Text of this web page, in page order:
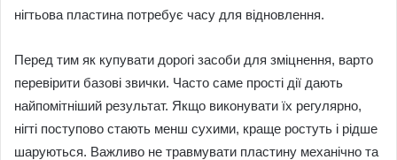
нігтьова пластина потребує часу для відновлення.
Перед тим як купувати дорогі засоби для зміцнення, варто
перевірити базові звички. Часто саме прості дії дають
найпомітніший результат. Якщо виконувати їх регулярно,
нігті поступово стають менш сухими, краще ростуть і рідше
шаруються. Важливо не травмувати пластину механічно та